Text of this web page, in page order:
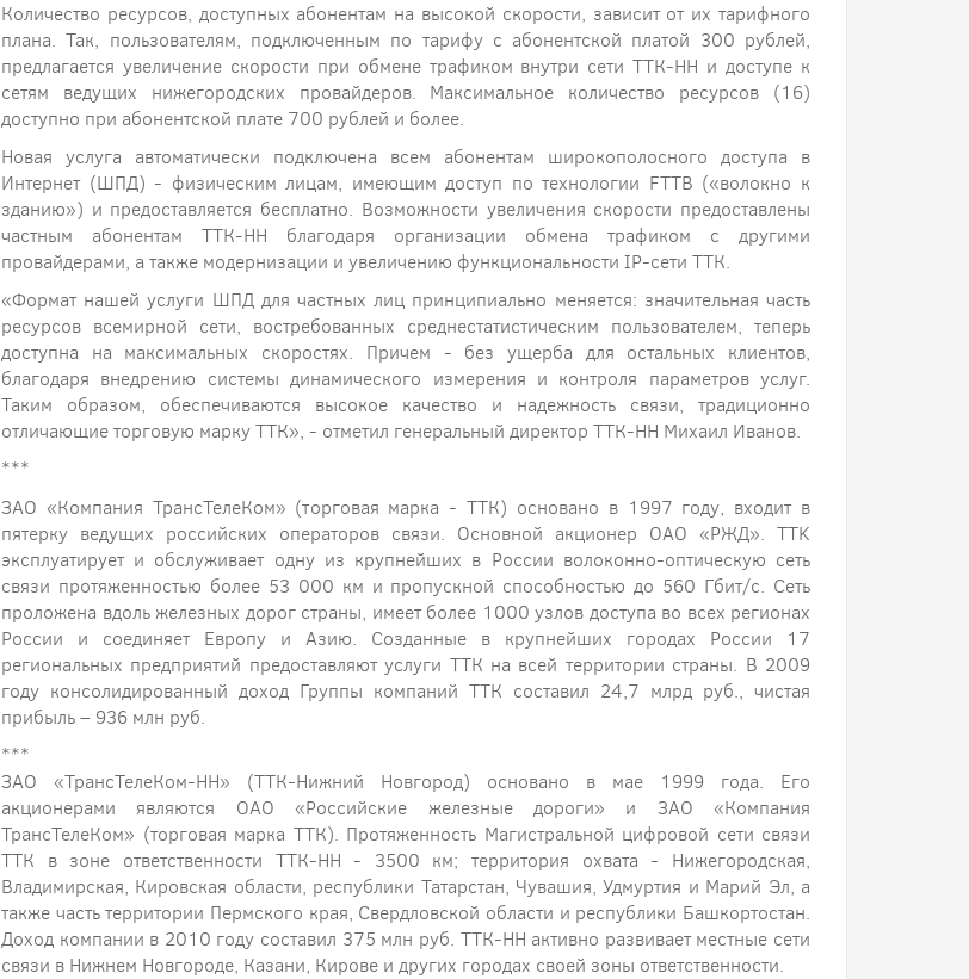
Количество ресурсов, доступных абонентам на высокой скорости, зависит от их тарифного
плана. Так, пользователям, подключенным по тарифу с абонентской платой 300 рублей,
предлагается увеличение скорости при обмене трафиком внутри сети ТТК-НН и доступе к
сетям ведущих нижегородских провайдеров. Максимальное количество ресурсов (16)
доступно при абонентской плате 700 рублей и более.
Новая услуга автоматически подключена всем абонентам широкополосного доступа в
Интернет (ШПД) - физическим лицам, имеющим доступ по технологии FTTB («волокно к
зданию») и предоставляется бесплатно. Возможности увеличения скорости предоставлены
частным абонентам ТТК-НН благодаря организации обмена трафиком с другими
провайдерами, а также модернизации и увеличению функциональности IP-сети ТТК.
«Формат нашей услуги ШПД для частных лиц принципиально меняется: значительная часть
ресурсов всемирной сети, востребованных среднестатистическим пользователем, теперь
доступна на максимальных скоростях. Причем - без ущерба для остальных клиентов,
благодаря внедрению системы динамического измерения и контроля параметров услуг.
Таким образом, обеспечиваются высокое качество и надежность связи, традиционно
отличающие торговую марку ТТК», - отметил генеральный директор ТТК-НН Михаил Иванов.
***
ЗАО «Компания ТрансТелеКом» (торговая марка - ТТК) основано в 1997 году, входит в
пятерку ведущих российских операторов связи. Основной акционер ОАО «РЖД». TTK
эксплуатирует и обслуживает одну из крупнейших в России волоконно-оптическую сеть
связи протяженностью более 53 000 км и пропускной способностью до 560 Гбит/с. Сеть
проложена вдоль железных дорог страны, имеет более 1000 узлов доступа во всех регионах
России и соединяет Европу и Азию. Созданные в крупнейших городах России 17
региональных предприятий предоставляют услуги ТТК на всей территории страны. В 2009
году консолидированный доход Группы компаний ТТК составил 24,7 млрд руб., чистая
прибыль – 936 млн руб.
***
ЗАО «ТрансТелеКом-НН» (ТТК-Нижний Новгород) основано в мае 1999 года. Его
акционерами являются ОАО «Российские железные дороги» и ЗАО «Компания
ТрансТелеКом» (торговая марка ТТК). Протяженность Магистральной цифровой сети связи
ТТК в зоне ответственности ТТК-НН - 3500 км; территория охвата - Нижегородская,
Владимирская, Кировская области, республики Татарстан, Чувашия, Удмуртия и Марий Эл, а
также часть территории Пермского края, Свердловской области и республики Башкортостан.
Доход компании в 2010 году составил 375 млн руб. ТТК-НН активно развивает местные сети
связи в Нижнем Новгороде, Казани, Кирове и других городах своей зоны ответственности.